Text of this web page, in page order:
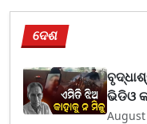
ଦେଶ
ଭିଡିଓ